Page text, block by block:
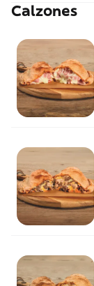
Calzones